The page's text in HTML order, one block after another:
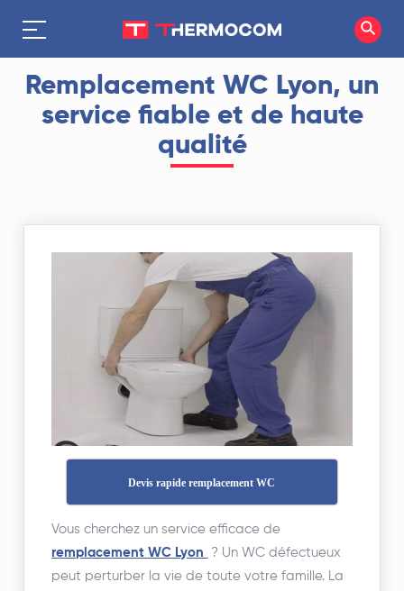
Remplacement WC Lyon, un
service fiable et de haute
qualité
Devis rapide remplacement WC
Vous cherchez un service efficace de
remplacement WC Lyon
? Un WC défectueux
peut perturber la vie de toute votre famille. La